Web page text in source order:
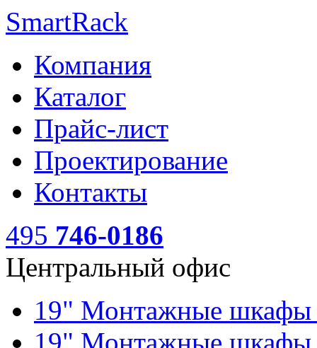
SmartRack
Компания
Каталог
Прайс-лист
Проектирование
Контакты
495 746-0186
Центральный офис
19" Монтажные